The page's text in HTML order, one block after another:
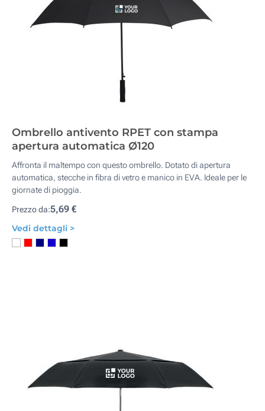
Ombrello antivento RPET con stampa
apertura automatica Ø120
Affronta il maltempo con questo ombrello. Dotato di apertura
automatica, stecche in fibra di vetro e manico in EVA. Ideale per le
giornate di pioggia.
Prezzo da:5,69 €
Vedi dettagli >